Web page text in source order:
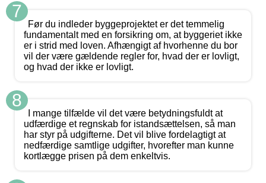
7
Før du indleder byggeprojektet er det temmelig
fundamentalt med en forsikring om, at byggeriet ikke
er i strid med loven. Afhængigt af hvorhenne du bor
vil der være gældende regler for, hvad der er lovligt,
og hvad der ikke er lovligt.
8
I mange tilfælde vil det være betydningsfuldt at
udfærdige et regnskab for istandsættelsen, så man
har styr på udgifterne. Det vil blive fordelagtigt at
nedfærdige samtlige udgifter, hvorefter man kunne
kortlægge prisen på dem enkeltvis.